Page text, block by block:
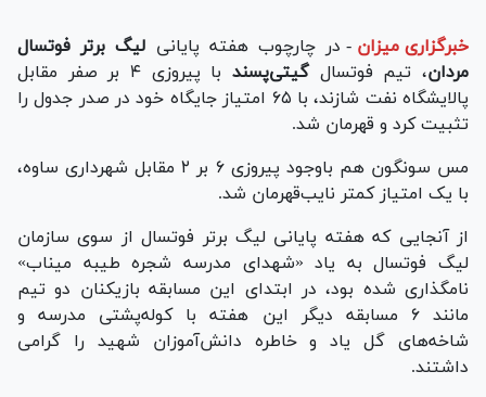
خبرگزاری میزان - در چارچوب هفته پایانی لیگ برتر فوتسال
مردان، تیم فوتسالگیتی‌پسند
با پیروزی ۴ بر صفر مقابل
پالایشگاه نفت شازند، با ۶۵ امتیاز جایگاه خود در صدر جدول را
تثبیت کرد و قهرمان شد.
مس سونگون هم باوجود پیروزی ۶ بر ۲ مقابل شهرداری ساوه،
با یک امتیاز کمتر نایب‌قهرمان شد.
از آنجایی که هفته پایانی لیگ برتر فوتسال از سوی سازمان
لیگ فوتسال به یاد «شهدای مدرسه شجره طیبه میناب»
نامگذاری شده بود، در ابتدای این مسابقه بازیکنان دو تیم
مانند ۶ مسابقه دیگر این هفته با کوله‌پشتی مدرسه و
شاخه‌های گل یاد و خاطره دانش‌آموزان شهید را گرامی
داشتند.